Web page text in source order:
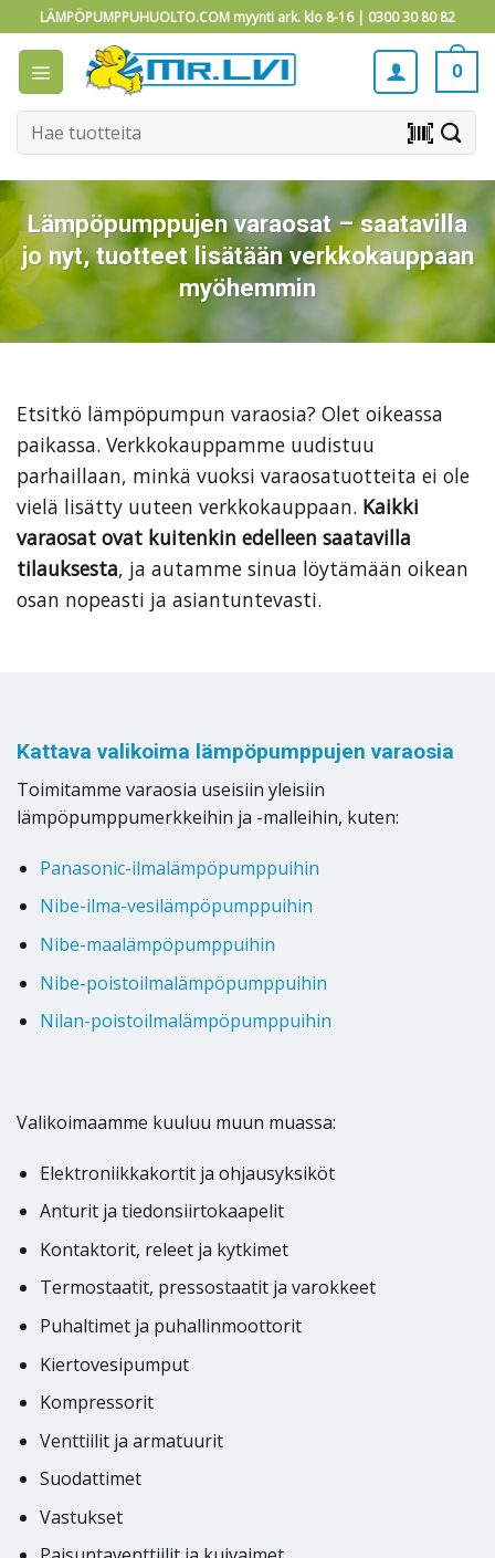
to
content
LÄMPÖPUMPPUHUOLTO.COM myynti ark. klo 8-16 | 0300 30 80 82
0
Etsi: barcode_scanner
Lämpöpumppujen varaosat – saatavilla
jo nyt, tuotteet lisätään verkkokauppaan
myöhemmin
Etsitkö lämpöpumpun varaosia? Olet oikeassa
paikassa. Verkkokauppamme uudistuu
parhaillaan, minkä vuoksi varaosatuotteita ei ole
vielä lisätty uuteen verkkokauppaan. Kaikki
varaosat ovat kuitenkin edelleen saatavilla
tilauksesta, ja autamme sinua löytämään oikean
osan nopeasti ja asiantuntevasti.
Kattava valikoima lämpöpumppujen varaosia
Toimitamme varaosia useisiin yleisiin
lämpöpumppumerkkeihin ja -malleihin, kuten:
Panasonic-ilmalämpöpumppuihin
Nibe-ilma-vesilämpöpumppuihin
Nibe-maalämpöpumppuihin
Nibe-poistoilmalämpöpumppuihin
Nilan-poistoilmalämpöpumppuihin
Valikoimaamme kuuluu muun muassa:
Elektroniikkakortit ja ohjausyksiköt
Anturit ja tiedonsiirtokaapelit
Kontaktorit, releet ja kytkimet
Termostaatit, pressostaatit ja varokkeet
Puhaltimet ja puhallinmoottorit
Kiertovesipumput
Kompressorit
Venttiilit ja armatuurit
Suodattimet
Vastukset